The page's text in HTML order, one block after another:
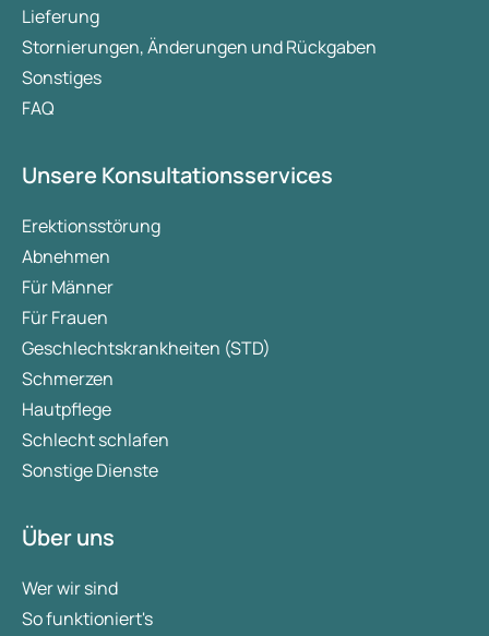
Lieferung
Stornierungen, Änderungen und Rückgaben
Sonstiges
FAQ
Unsere Konsultationsservices
Erektionsstörung
Abnehmen
Für Männer
Für Frauen
Geschlechtskrankheiten (STD)
Schmerzen
Hautpflege
Schlecht schlafen
Sonstige Dienste
Über uns
Wer wir sind
So funktioniert's